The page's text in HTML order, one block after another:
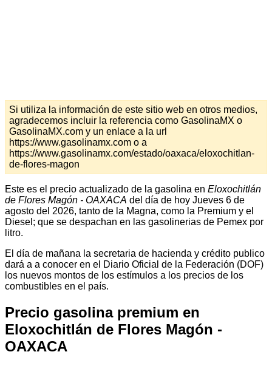
Si utiliza la información de este sitio web en otros medios,
agradecemos incluir la referencia como GasolinaMX o
GasolinaMX.com y un enlace a la url
https://www.gasolinamx.com o a
https://www.gasolinamx.com/estado/oaxaca/eloxochitlan-
de-flores-magon
Este es el precio actualizado de la gasolina en Eloxochitlán
de Flores Magón - OAXACA del día de hoy Jueves 6 de
agosto del 2026, tanto de la Magna, como la Premium y el
Diesel; que se despachan en las gasolinerias de Pemex por
litro.
El día de mañana la secretaria de hacienda y crédito publico
dará a a conocer en el Diario Oficial de la Federación (DOF)
los nuevos montos de los estímulos a los precios de los
combustibles en el país.
Precio gasolina premium en
Eloxochitlán de Flores Magón -
OAXACA